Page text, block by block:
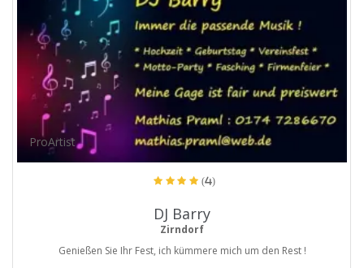
ProArtist
(4)
DJ Barry
Zirndorf
Genießen Sie Ihr Fest, ich kümmere mich um den Rest !